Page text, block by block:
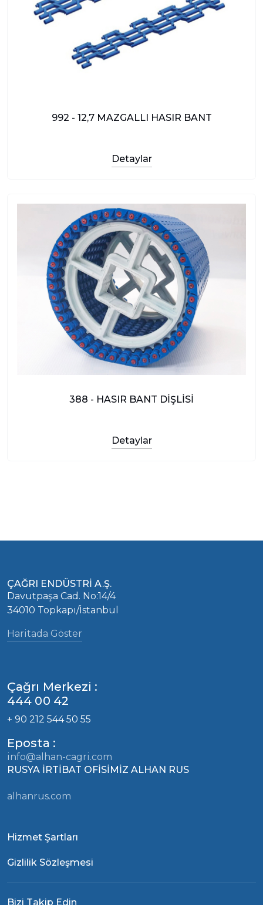
992 - 12,7 MAZGALLI HASIR BANT
Detaylar
388 - HASIR BANT DİŞLİSİ
Detaylar
ÇAĞRI ENDÜSTRİ A.Ş.
Davutpaşa Cad. No:14/4
34010 Topkapı/İstanbul
Haritada Göster
Çağrı Merkezi :
444 00 42
+ 90 212 544 50 55
Eposta :
info@alhan-cagri.com
RUSYA İRTİBAT OFİSİMİZ ALHAN RUS
alhanrus.com
Hizmet Şartları
Gizlilik Sözleşmesi
Bizi Takip Edin